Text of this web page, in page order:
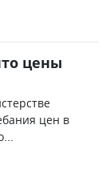
цены
цен в